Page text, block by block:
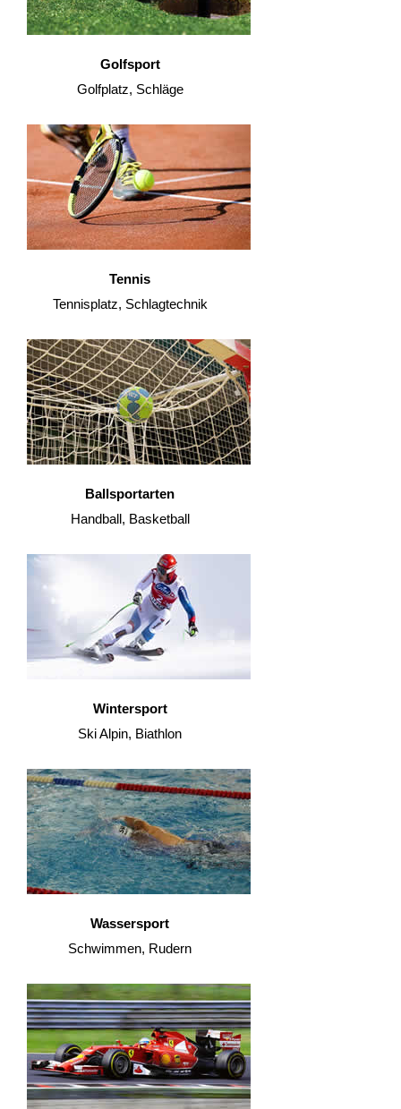
Golfsport
Golfplatz, Schläge
Tennis
Tennisplatz, Schlagtechnik
Ballsportarten
Handball, Basketball
Wintersport
Ski Alpin, Biathlon
Wassersport
Schwimmen, Rudern